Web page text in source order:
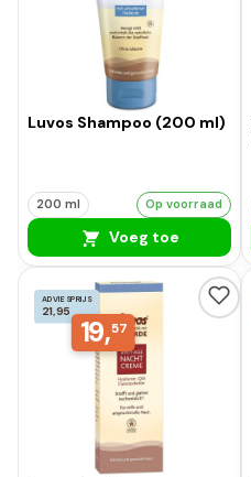
Luvos Shampoo (200 ml)
200 ml Op voorraad
Voeg toe
ADVIESPRIJS
21,95
19,57